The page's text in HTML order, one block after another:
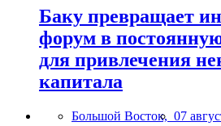
Баку превращает
форум в
для привлечения
капитала
Большой Восток, 07